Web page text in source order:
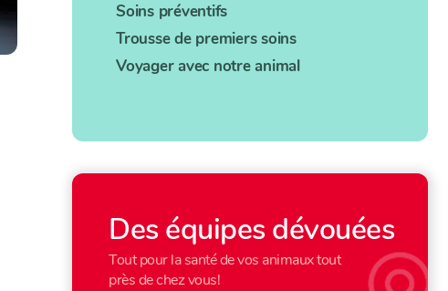
Soins préventifs
Trousse de premiers soins
Voyager avec notre animal
Des équipes dévouées
Tout pour la santé de vos animaux tout
près de chez vous!